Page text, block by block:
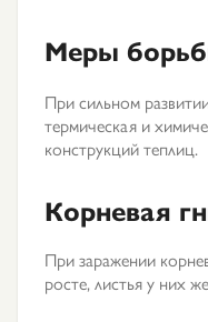
Меры
При сильном
термическая и
конструкций теплиц.
Корневая
При заражении
росте, листья у них